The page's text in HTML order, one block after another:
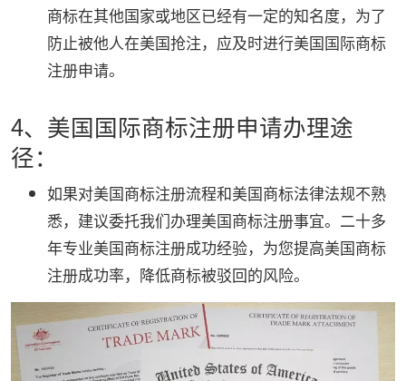
商标在其他国家或地区已经有一定的知名度，为了
防止被他人在美国抢注，应及时进行美国国际商标
注册申请。
4、美国国际商标注册申请办理途
径：
如果对美国商标注册流程和美国商标法律法规不熟
悉，建议委托我们办理美国商标注册事宜。二十多
年专业美国商标注册成功经验，为您提高美国商标
注册成功率，降低商标被驳回的风险。